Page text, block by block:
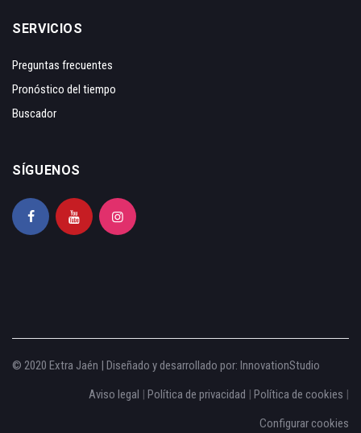
SERVICIOS
Preguntas frecuentes
Pronóstico del tiempo
Buscador
SÍGUENOS
© 2020 Extra Jaén | Diseñado y desarrollado por: InnovationStudio
Aviso legal
Política de privacidad Política de cookies
Configurar cookies